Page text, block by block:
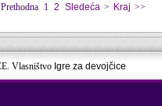
Prethodna 1 2 Sledeća > Kraj >>
Vlasništvo Igre za devojčice